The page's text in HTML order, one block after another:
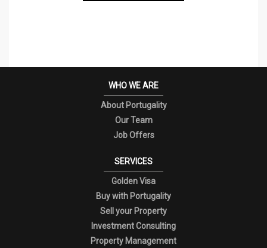
WHO WE ARE
About Portugality
Our Team
Job Offers
SERVICES
Golden Visa
Buy with Portugality
Sell your Property
Investment Consulting
Property Management